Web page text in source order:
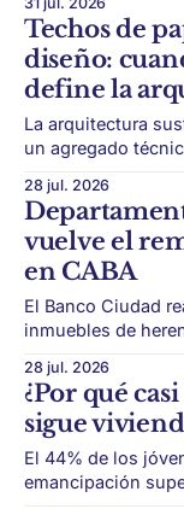
real estate
muy distinta a la tradicional.
dominante fue
reserva de valor,
Techos de
diseño:
define la
La arquitectura
un agregado
sustentabilidad
convertirse en una forma
edificios buscan
estrategias pasivas,
28 jul. 2026
vuelve el
en CABA
El Banco Ciudad
inmuebles de
Ciudad vuelve a
provenientes de herencias
realizará el 14 de
28 jul. 2026
¿Por qué
sigue
El 44% de los
emancipación